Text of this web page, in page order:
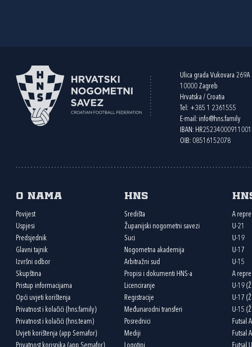
Ulica grada Vukovara 269A
10000 Zagreb
Hrvatska / Croatia
Tel: +385 1 2361555
E-mail: info@hns.family
IBAN:
OIB: 08516152078
O nama
Povijest
Uspjesi
Predsjednik
Glavni tajnik
Izvršni odbor
Skupština
Pristup informacijama
Opći uvjeti korištenja
Privatnost i kolačići (hns.family)
Privatnost i kolačići (hns.team)
Uvjeti korištenja (app Semafor)
HNS
Središta
Županijski nogometni savezi
Suci
Nogometna akademija
Arbitražni sud
Propisi i dokumenti HNS-a
Licenciranje
Registracije
Međunarodni transferi
Posrednici
Mediji
A
U-21
U-19
U-17
U-15
A
U-19
U-17
U-15
Futsal A
Futsal